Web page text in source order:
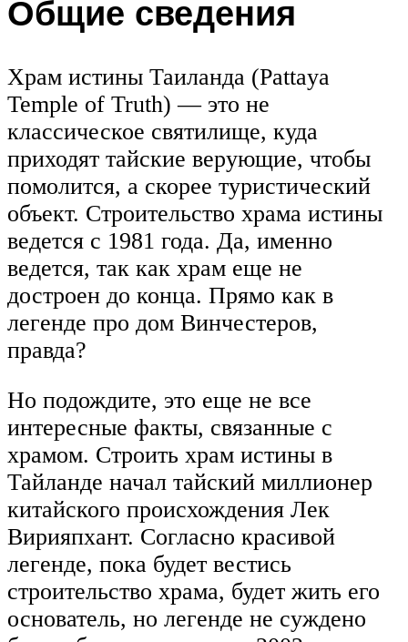
Общие сведения
Храм истины Таиланда (Pattaya
Temple of Truth) — это не
классическое святилище, куда
приходят тайские верующие, чтобы
помолится, а скорее туристический
объект. Строительство храма истины
ведется с 1981 года. Да, именно
ведется, так как храм еще не
достроен до конца. Прямо как в
легенде про дом Винчестеров,
правда?
Но подождите, это еще не все
интересные факты, связанные с
храмом. Строить храм истины в
Тайланде начал тайский миллионер
китайского происхождения Лек
Вирияпхант. Согласно красивой
легенде, пока будет вестись
строительство храма, будет жить его
основатель, но легенде не суждено